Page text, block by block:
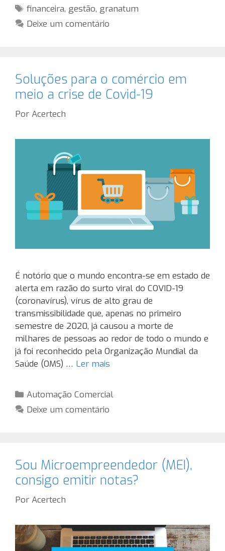
Tags
financeira, gestão, granatum
Deixe um comentário
Soluções para o comércio em
meio a crise de Covid-19
Por Acertech
É notório que o mundo encontra-se em estado de
alerta em razão do surto viral do COVID-19
(coronavírus), vírus de alto grau de
transmissibilidade que, apenas no primeiro
semestre de 2020, já causou a morte de
milhares de pessoas ao redor de todo o mundo e
já foi reconhecido pela Organização Mundial da
Saúde (OMS) … Ler mais
Categorias
Automação Comercial
Deixe um comentário
Sou Microempreendedor (MEI),
consigo emitir notas?
Por Acertech